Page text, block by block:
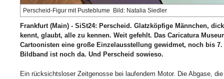
Perscheid-Figur mit Pusteblume Bild: Natalia Siedler
Frankfurt (Main) - SiSt24: Perscheid. Glatzköpfige Männchen,
kennt, glaubt, alle zu kennen. Weit gefehlt. Das Caricatura
Cartoonisten eine große Einzelausstellung gewidmet, noch bis
Bildband ist noch da. Und Perscheid sowieso.
Ein rücksichtsloser Zeitgenosse bei laufendem Motor. Die Abgase,